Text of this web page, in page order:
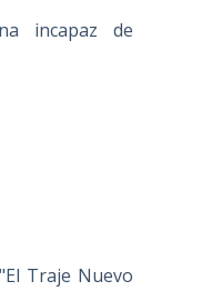
incapaz de
Traje Nuevo